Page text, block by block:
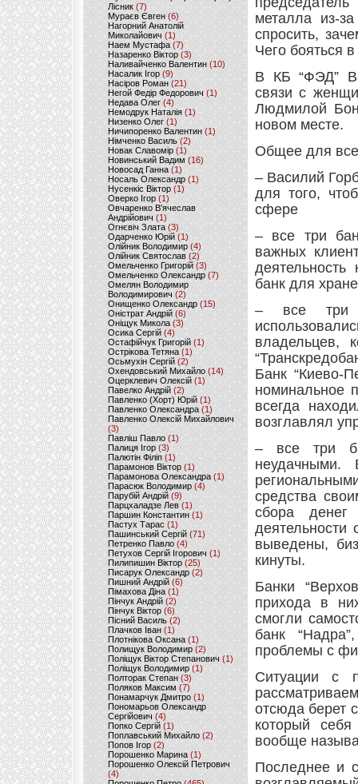
Лісник (7)
Мураєв Євген(6)
Нагорний Анатолій
Миколайович (1)
Наем Мустафа (7)
Назаренко Віктор (3)
Наливайченко Валентин (10)
Насалик Ігор(9)
Насіров Роман (21)
Негой Федір Федорович(1)
Недава Олег(4)
Немодрук Наталія(1)
Низенко Олег (1)
Ничипоренко Валентин (1)
Німченко Василь (2)
Новак Славомір (1)
Новинський Вадим (16)
Новосад Ганна (1)
Носаль Олександр (1)
Нусенкіс Віктор (1)
Оверко Ігор (1)
Овчаренко В'ячеслав
Андрійович(1)
Огнєвіч Злата (3)
Одарченко Юрій(1)
Олійник Володимир (4)
Олійник Святослав (2)
Омельченко Григорій (3)
Омельченко Олександр(7)
Омелян Володимир
Володимирович (2)
Онищенко Олександр (15)
Оністрат Андрій (6)
Оніщук Микола (3)
Осика Сергій(4)
Остафійчук Григорій(1)
Острікова Тетяна (1)
Осьмухін Сергій (2)
Охендовський Михайло (14)
Оцерклевич Олексій (1)
Павелко Андрій (2)
Павленко (Хорт) Юрій (1)
Павленко Олександра (1)
Павленко Олексій Михайлович
(3)
Павліш Павло(1)
Палиця Ігор (3)
Палютін Філіп(1)
Парамонов Віктор (1)
Парамонова Олександра(1)
Парасюк Володимир(4)
Парубій Андрій (9)
Парцхаладзе Лев (1)
Паршин Константин(1)
Пастух Тарас (1)
Пашинський Сергій (71)
Петренко Павло (4)
Петухов Сергій Ігорович (1)
Пилипишин Віктор(25)
Писарук Олександр(2)
Пишний Андрій (6)
Пімахова Діна(1)
Пінчук Андрій(2)
Пінчук Віктор (6)
Пісний Василь (2)
Плачков Іван(1)
Плотнікова Оксана (1)
Полищук Володимир(2)
Поліщук Віктор Степанович(1)
Поліщук Володимир (1)
Полторак Степан(3)
Поляков Максим (7)
Понамарчук Дмитро (1)
Пономарьов Олександр
Сергійович(4)
Попко Сергій (1)
Поплавський Михайло (2)
Попов Ігор(2)
Порошенко Марина (1)
Порошенко Олексій Петрович
(4)
металла из-
спросить,
Чего бояться
В КБ “ФЭД”
связи с
Людмилой
новом месте.
Общее для
– Василий
для того,
сфере
– все три
важных
банк для
– все три
владельцев,
Банк “Киево-
номинальное
всегда
возглавлял
– все три
средства
сбора денег
деятельности
выведены,
кинуты.
Банки
прихода в
смогли
банк
проблемы с
Ситуации с
отсюда берет
который
вообще
Последнее и